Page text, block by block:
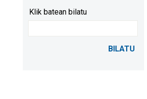
Klik batean bilatu